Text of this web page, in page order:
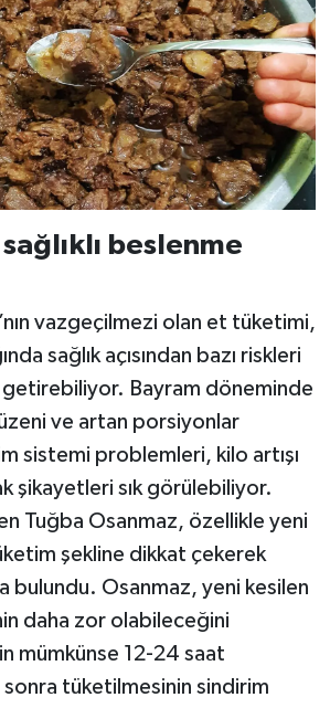
beslenme
vazgeçilmezi olan et tüketimi,
sağlık açısından bazı riskleri
Bayram döneminde
ve artan porsiyonlar
sistemi problemleri, kilo artışı
şikayetleri sık görülebiliyor.
Tuğba Osanmaz, özellikle yeni
şekline dikkat çekerek
bulundu. Osanmaz, yeni kesilen
daha zor olabileceğini
mümkünse 12-24 saat
tüketilmesinin sindirim